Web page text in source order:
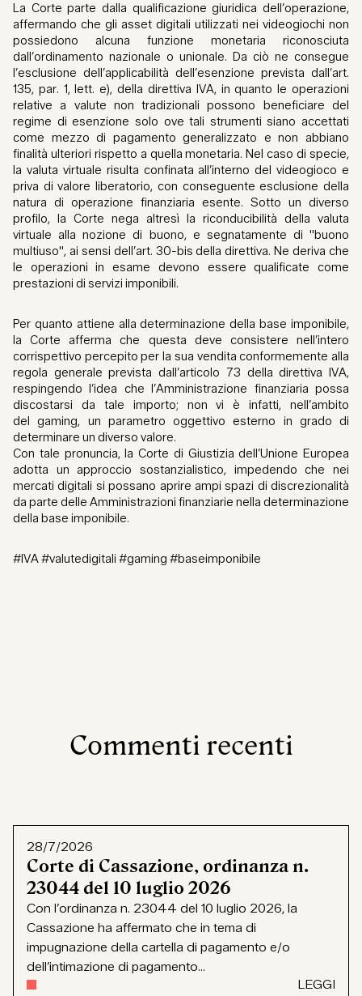
La Corte parte dalla qualificazione giuridica dell’operazione,
affermando che gli asset digitali utilizzati nei videogiochi non
possiedono alcuna funzione monetaria riconosciuta
dall’ordinamento nazionale o unionale. Da ciò ne consegue
l’esclusione dell’applicabilità dell’esenzione prevista dall’art.
135, par. 1, lett. e), della direttiva IVA, in quanto le operazioni
relative a valute non tradizionali possono beneficiare del
regime di esenzione solo ove tali strumenti siano accettati
come mezzo di pagamento generalizzato e non abbiano
finalità ulteriori rispetto a quella monetaria. Nel caso di specie,
la valuta virtuale risulta confinata all’interno del videogioco e
priva di valore liberatorio, con conseguente esclusione della
natura di operazione finanziaria esente. Sotto un diverso
profilo, la Corte nega altresì la riconducibilità della valuta
virtuale alla nozione di buono, e segnatamente di "buono
multiuso", ai sensi dell’art. 30-bis della direttiva. Ne deriva che
le operazioni in esame devono essere qualificate come
prestazioni di servizi imponibili.
Per quanto attiene alla determinazione della base imponibile,
la Corte afferma che questa deve consistere nell’intero
corrispettivo percepito per la sua vendita conformemente alla
regola generale prevista dall’articolo 73 della direttiva IVA,
respingendo l’idea che l’Amministrazione finanziaria possa
discostarsi da tale importo; non vi è infatti, nell’ambito
del gaming, un parametro oggettivo esterno in grado di
determinare un diverso valore.
Con tale pronuncia, la Corte di Giustizia dell’Unione Europea
adotta un approccio sostanzialistico, impedendo che nei
mercati digitali si possano aprire ampi spazi di discrezionalità
da parte delle Amministrazioni finanziarie nella determinazione
della base imponibile.
#IVA #valutedigitali #gaming #baseimponibile
Commenti recenti
28/7/2026
Corte di Cassazione, ordinanza n.
23044 del 10 luglio 2026
Con l’ordinanza n. 23044 del 10 luglio 2026, la
Cassazione ha affermato che in tema di
impugnazione della cartella di pagamento e/o
dell’intimazione di pagamento...
LEGGI